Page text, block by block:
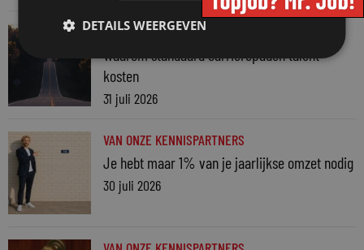
VAN ONZE KENNISPARTNERS
Waarom standaard carrièrepaden talent
kosten
31 juli 2026
VAN ONZE KENNISPARTNERS
Je hebt maar 1% van je jaarlijkse omzet nodig
30 juli 2026
DETAILS WEERGEVEN